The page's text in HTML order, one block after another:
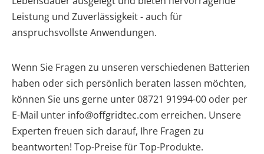
Leistung und Zuverlässigkeit - auch für
anspruchsvollste Anwendungen.
Wenn Sie Fragen zu unseren verschiedenen Batterien
haben oder sich persönlich beraten lassen möchten,
können Sie uns gerne unter 08721 91994-00 oder per
E-Mail unter info@offgridtec.com erreichen. Unsere
Experten freuen sich darauf, Ihre Fragen zu
beantworten! Top-Preise für Top-Produkte.